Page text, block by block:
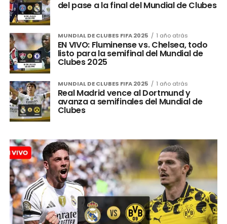
del pase a la final del Mundial de Clubes
MUNDIAL DE CLUBES FIFA 2025 1 año atrás
EN VIVO: Fluminense vs. Chelsea, todo
listo para la semifinal del Mundial de
Clubes 2025
MUNDIAL DE CLUBES FIFA 2025 1 año atrás
Real Madrid vence al Dortmund y
avanza a semifinales del Mundial de
Clubes